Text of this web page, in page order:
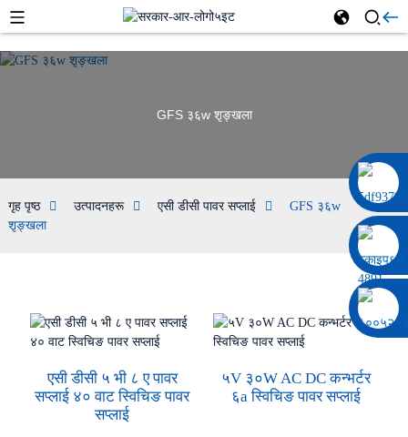
००८६ १३३२२९२०६९७
GFS ३६w शृङ्खला
गृह पृष्ठ उत्पादनहरू एसी डीसी पावर सप्लाई
GFS ३६w
शृङ्खला
एसी डीसी ५ भी ८ ए पावर
सप्लाई ४० वाट स्विचिङ पावर
सप्लाई
५V ३०W AC DC कन्भर्टर
६a स्विचिङ पावर सप्लाई